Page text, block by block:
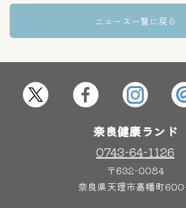
奈良わんぱくランド
ニュース一覧に戻る
奈良健康ランド
0743-64-1126
〒632-0084
奈良県天理市嘉幡町